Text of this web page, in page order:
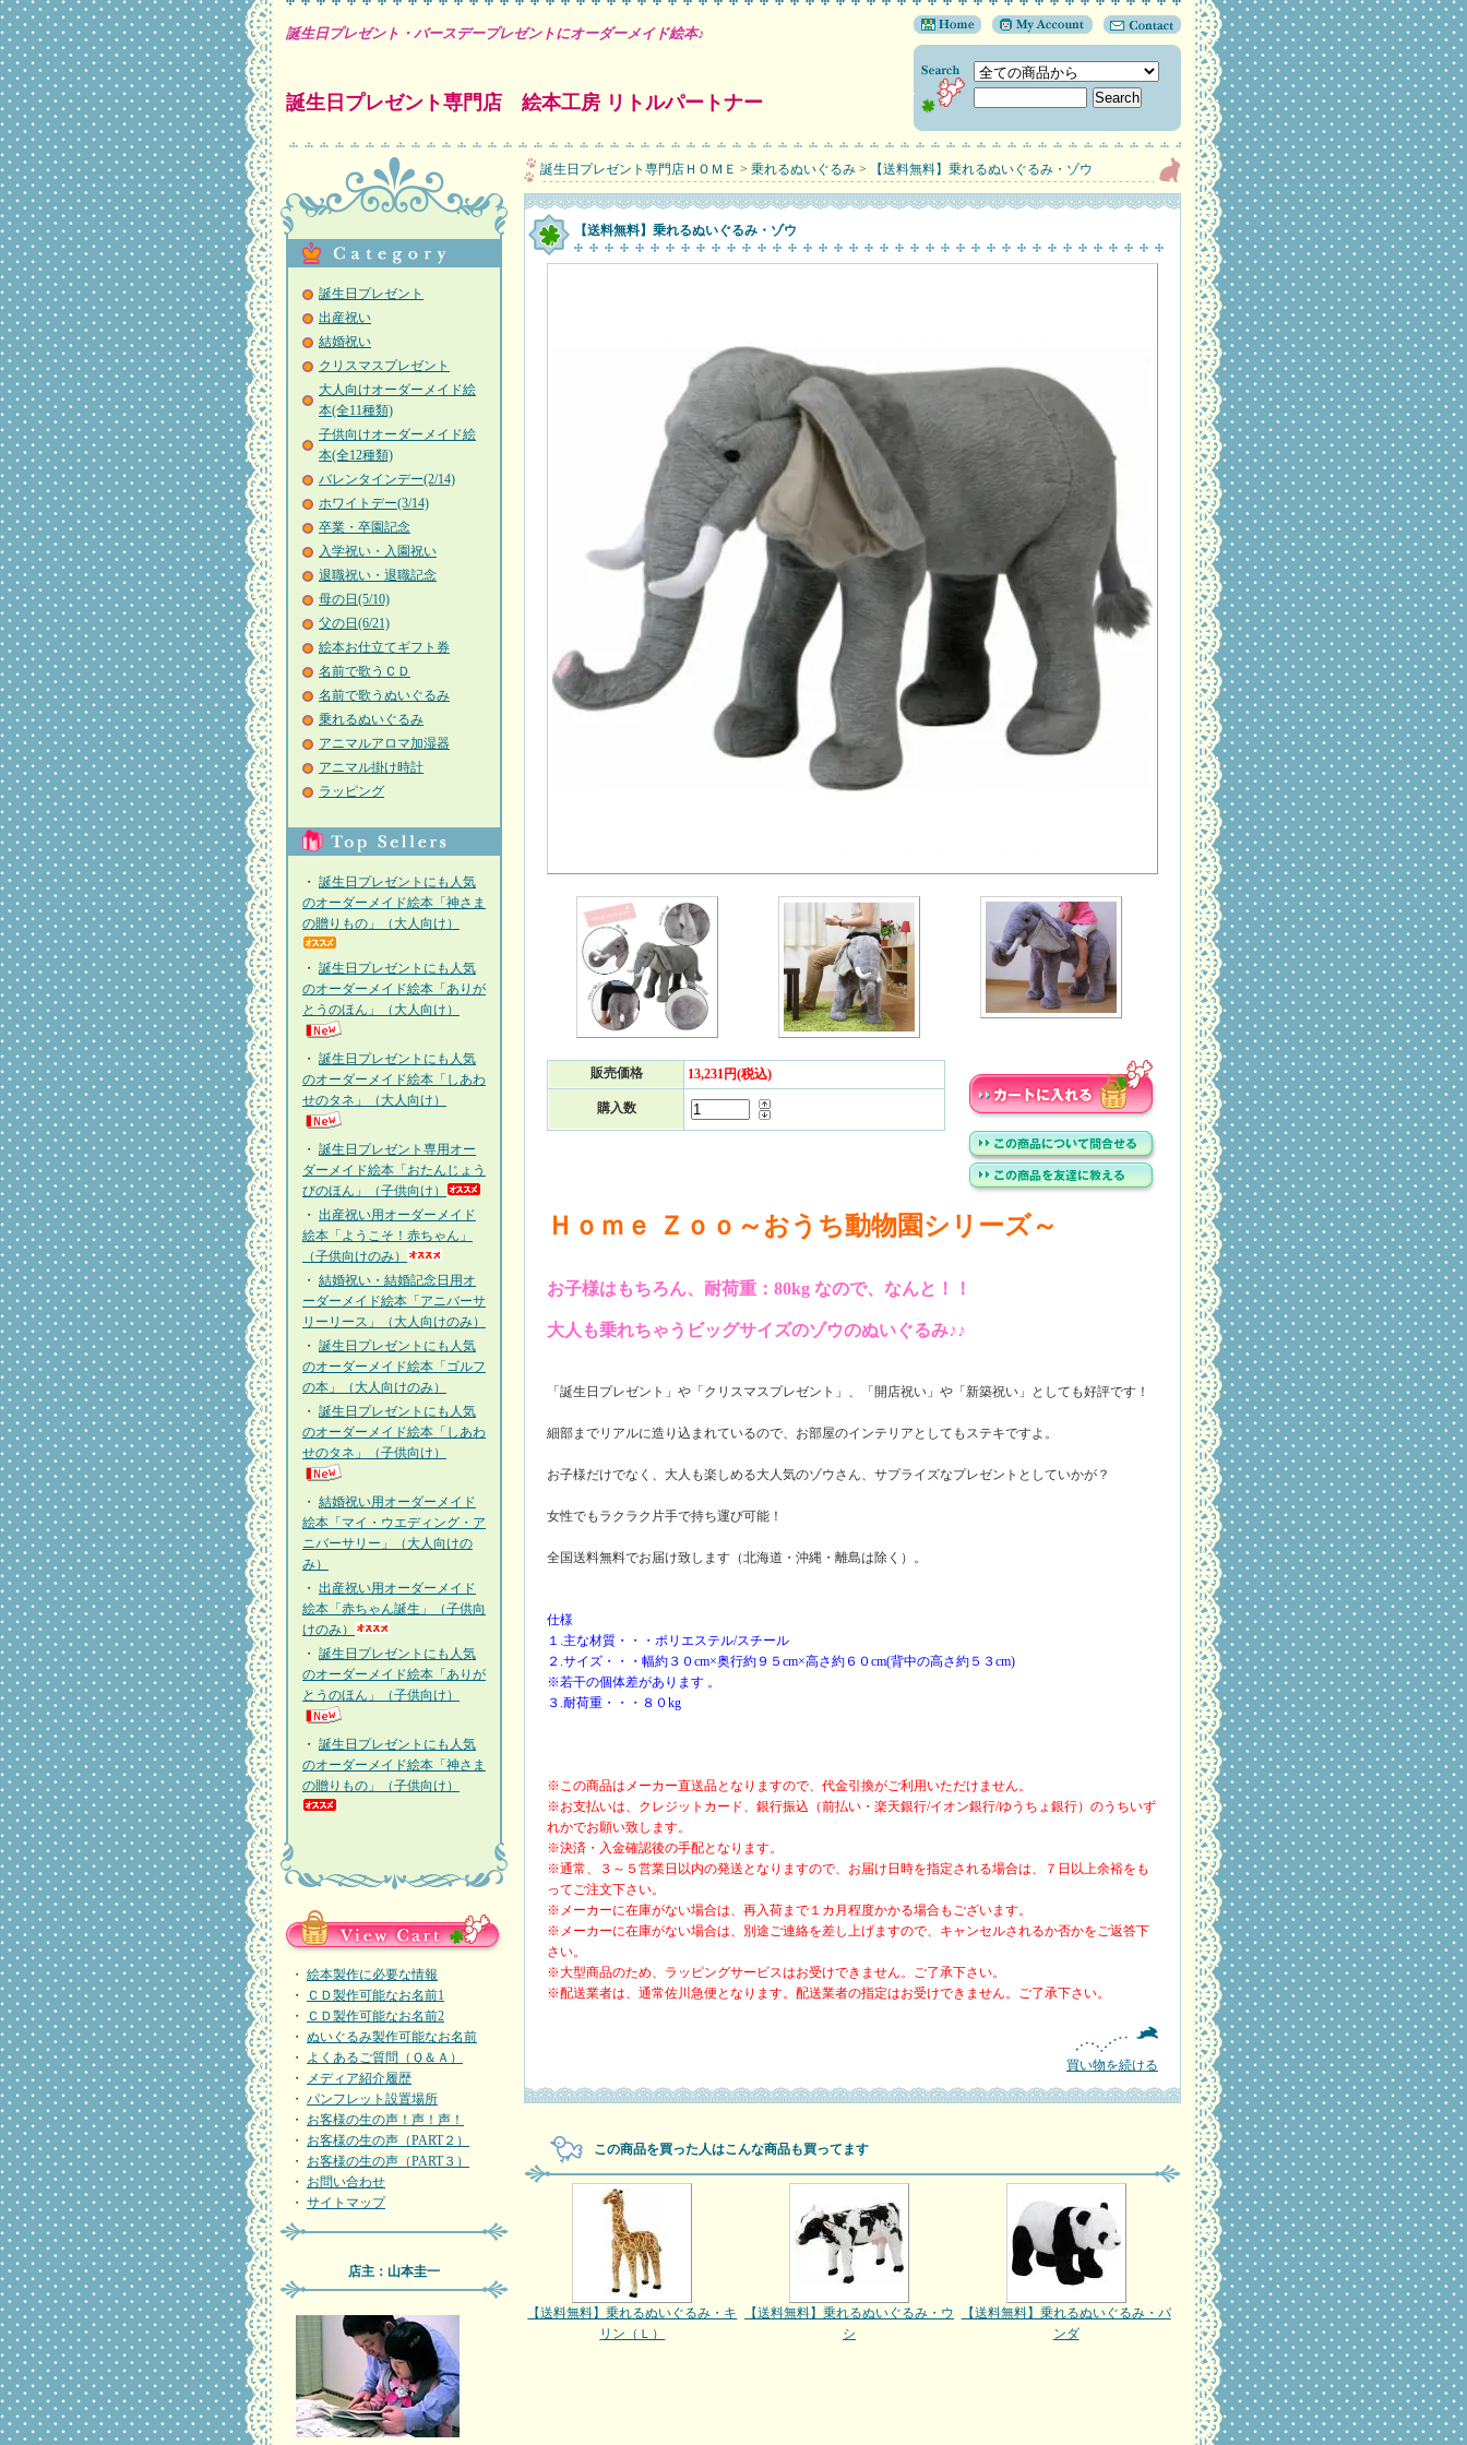
誕生日プレゼント・バースデープレゼントにオーダーメイド絵本♪
誕生日プレゼント専門店 絵本工房 リトルパートナー
誕生日プレゼント
出産祝い
結婚祝い
クリスマスプレゼント
大人向けオーダーメイド絵
本(全11種類)
子供向けオーダーメイド絵
本(全12種類)
バレンタインデー(2/14)
ホワイトデー(3/14)
卒業・卒園記念
入学祝い・入園祝い
退職祝い・退職記念
母の日(5/10)
父の日(6/21)
絵本お仕立てギフト券
名前で歌うＣＤ
名前で歌うぬいぐるみ
乗れるぬいぐるみ
アニマルアロマ加湿器
アニマル掛け時計
ラッピング
・ 誕生日プレゼントにも人気
のオーダーメイド絵本「神さま
の贈りもの」（大人向け）
・ 誕生日プレゼントにも人気
のオーダーメイド絵本「ありが
とうのほん」（大人向け）
・ 誕生日プレゼントにも人気
のオーダーメイド絵本「しあわ
せのタネ」（大人向け）
・ 誕生日プレゼント専用オー
ダーメイド絵本「おたんじょう
びのほん」（子供向け）
・ 出産祝い用オーダーメイド
絵本「ようこそ！赤ちゃん」
（子供向けのみ）
・ 結婚祝い・結婚記念日用オ
ーダーメイド絵本「アニバーサ
リーリース」（大人向けのみ）
・ 誕生日プレゼントにも人気
のオーダーメイド絵本「ゴルフ
の本」（大人向けのみ）
・ 誕生日プレゼントにも人気
のオーダーメイド絵本「しあわ
せのタネ」（子供向け）
・ 結婚祝い用オーダーメイド
絵本「マイ・ウエディング・ア
ニバーサリー」（大人向けの
み）
・ 出産祝い用オーダーメイド
絵本「赤ちゃん誕生」（子供向
けのみ）
・ 誕生日プレゼントにも人気
のオーダーメイド絵本「ありが
とうのほん」（子供向け）
・ 誕生日プレゼントにも人気
のオーダーメイド絵本「神さま
の贈りもの」（子供向け）
・ 絵本製作に必要な情報
・
ＣＤ製作可能なお名前1
・
ＣＤ製作可能なお名前2
・ ぬいぐるみ製作可能なお名前
・ よくあるご質問（Ｑ＆Ａ）
・
メディア紹介履歴
・ パンフレット設置場所
・ お客様の生の声！声！声！
・ お客様の生の声（PART２）
・ お客様の生の声（PART３）
・ お問い合わせ
・ サイトマップ
店主：山本圭一
誕生日プレゼント専門店ＨＯＭＥ > 乗れるぬいぐるみ > 【送料無料】乗れるぬいぐるみ・ゾウ
【送料無料】乗れるぬいぐるみ・ゾウ
販売価格 13,231円(税込)
購入数
Ｈｏｍｅ Ｚｏｏ～おうち動物園シリーズ～
お子様はもちろん、耐荷重：80kg なので、なんと！！
大人も乗れちゃうビッグサイズのゾウのぬいぐるみ♪♪
「誕生日プレゼント」や「クリスマスプレゼント」、「開店祝い」や「新築祝い」としても好評です！
細部までリアルに造り込まれているので、お部屋のインテリアとしてもステキですよ。
お子様だけでなく、大人も楽しめる大人気のゾウさん、サプライズなプレゼントとしていかが？
女性でもラクラク片手で持ち運び可能！
全国送料無料でお届け致します（北海道・沖縄・離島は除く）。
仕様
１.主な材質・・・ポリエステル/スチール
２.サイズ・・・幅約３０cm×奥行約９５cm×高さ約６０cm(背中の高さ約５３cm)
※若干の個体差があります 。
３.耐荷重・・・８０kg
※この商品はメーカー直送品となりますので、代金引換がご利用いただけません。
※お支払いは、クレジットカード、銀行振込（前払い・楽天銀行/イオン銀行/ゆうちょ銀行）のうちいず
れかでお願い致します。
※決済・入金確認後の手配となります。
※通常、３～５営業日以内の発送となりますので、お届け日時を指定される場合は、７日以上余裕をも
ってご注文下さい。
※メーカーに在庫がない場合は、再入荷まで１カ月程度かかる場合もございます。
※メーカーに在庫がない場合は、別途ご連絡を差し上げますので、キャンセルされるか否かをご返答下
さい。
※大型商品のため、ラッピングサービスはお受けできません。ご了承下さい。
※配送業者は、通常佐川急便となります。配送業者の指定はお受けできません。ご了承下さい。
買い物を続ける
この商品を買った人はこんな商品も買ってます
【送料無料】乗れるぬいぐるみ・キ
リン（Ｌ）
【送料無料】乗れるぬいぐるみ・ウ
シ
【送料無料】乗れるぬいぐるみ・パ
ンダ